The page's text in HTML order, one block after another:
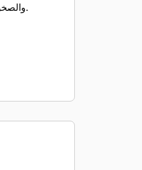
والصخور، وأعمال حفر الخنادق الخفيفة.